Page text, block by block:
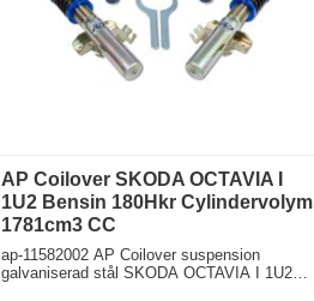
AP Coilover SKODA OCTAVIA I
1U2 Bensin 180Hkr Cylindervolym
1781cm3 CC
ap-11582002 AP Coilover suspension
galvaniserad stål SKODA OCTAVIA I 1U2